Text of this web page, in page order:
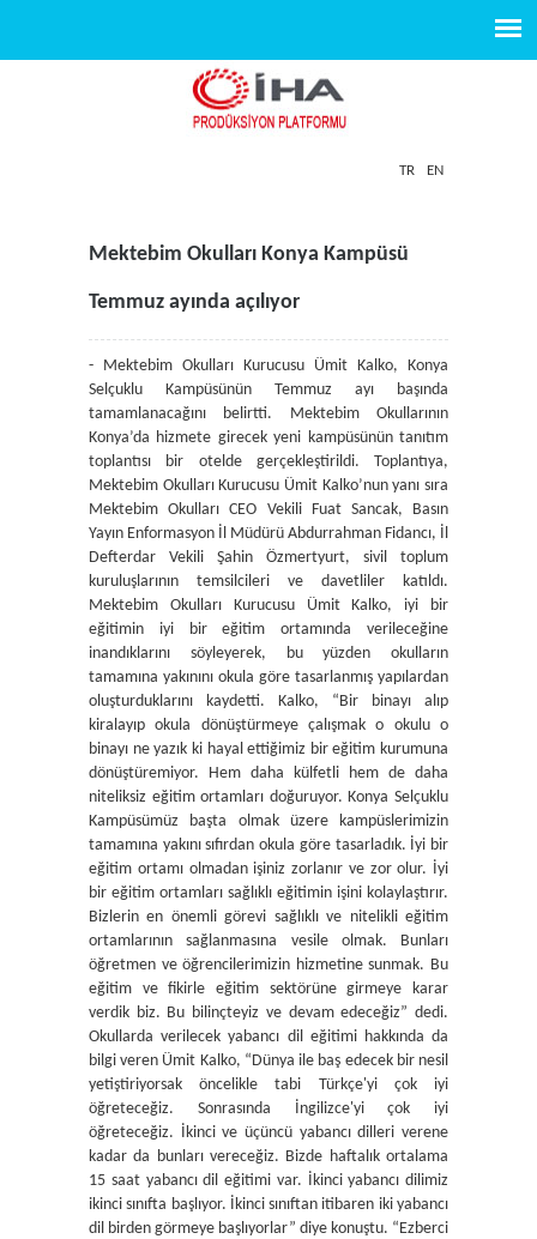
TR EN
Mektebim Okulları Konya Kampüsü
Temmuz ayında açılıyor
- Mektebim Okulları Kurucusu Ümit Kalko, Konya
Selçuklu Kampüsünün Temmuz ayı başında
tamamlanacağını belirtti. Mektebim Okullarının
Konya’da hizmete girecek yeni kampüsünün tanıtım
toplantısı bir otelde gerçekleştirildi. Toplantıya,
Mektebim Okulları Kurucusu Ümit Kalko’nun yanı sıra
Mektebim Okulları CEO Vekili Fuat Sancak, Basın
Yayın Enformasyon İl Müdürü Abdurrahman Fidancı, İl
Defterdar Vekili Şahin Özmertyurt, sivil toplum
kuruluşlarının temsilcileri ve davetliler katıldı.
Mektebim Okulları Kurucusu Ümit Kalko, iyi bir
eğitimin iyi bir eğitim ortamında verileceğine
inandıklarını söyleyerek, bu yüzden okulların
tamamına yakınını okula göre tasarlanmış yapılardan
oluşturduklarını kaydetti. Kalko, “Bir binayı alıp
kiralayıp okula dönüştürmeye çalışmak o okulu o
binayı ne yazık ki hayal ettiğimiz bir eğitim kurumuna
dönüştüremiyor. Hem daha külfetli hem de daha
niteliksiz eğitim ortamları doğuruyor. Konya Selçuklu
Kampüsümüz başta olmak üzere kampüslerimizin
tamamına yakını sıfırdan okula göre tasarladık. İyi bir
eğitim ortamı olmadan işiniz zorlanır ve zor olur. İyi
bir eğitim ortamları sağlıklı eğitimin işini kolaylaştırır.
Bizlerin en önemli görevi sağlıklı ve nitelikli eğitim
ortamlarının sağlanmasına vesile olmak. Bunları
öğretmen ve öğrencilerimizin hizmetine sunmak. Bu
eğitim ve fikirle eğitim sektörüne girmeye karar
verdik biz. Bu bilinçteyiz ve devam edeceğiz” dedi.
Okullarda verilecek yabancı dil eğitimi hakkında da
bilgi veren Ümit Kalko, “Dünya ile baş edecek bir nesil
yetiştiriyorsak öncelikle tabi Türkçe'yi çok iyi
öğreteceğiz. Sonrasında İngilizce'yi çok iyi
öğreteceğiz. İkinci ve üçüncü yabancı dilleri verene
kadar da bunları vereceğiz. Bizde haftalık ortalama
15 saat yabancı dil eğitimi var. İkinci yabancı dilimiz
ikinci sınıfta başlıyor. İkinci sınıftan itibaren iki yabancı
dil birden görmeye başlıyorlar” diye konuştu. “Ezberci